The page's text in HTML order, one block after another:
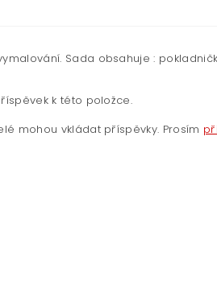
Sada obsahuje :
k této položce.
mohou vkládat příspěvky. Prosím